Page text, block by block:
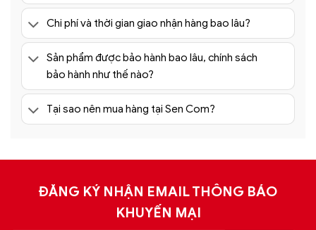
Chi phí và thời gian giao nhận hàng bao lâu?
Sản phẩm được bảo hành bao lâu, chính sách
bảo hành như thế nào?
Tại sao nên mua hàng tại Sen Com?
ĐĂNG KÝ NHẬN EMAIL THÔNG BÁO
KHUYẾN MẠI